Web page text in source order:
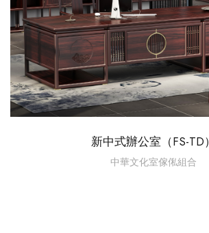
新中式辦公室（FS-TD）
中華文化室傢俬組合